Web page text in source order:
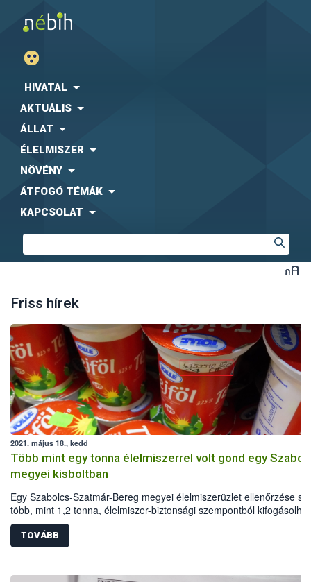
HIVATAL
AKTUÁLIS
ÁLLAT
ÉLELMISZER
NÖVÉNY
ÁTFOGÓ TÉMÁK
KAPCSOLAT
Friss hírek
2021. május 18., kedd
Több mint egy tonna élelmiszerrel volt gond egy
megyei kisboltban
Egy Szabolcs-Szatmár-Bereg megyei élelmiszerüzlet ellenőrzése
több, mint 1,2 tonna, élelmiszer-biztonsági szempontból
élelmiszert vontak ki a forgalomból a Nemzeti Élelmiszerlánc-
Hivatal (Nébih) szakemberei.
TOVÁBB